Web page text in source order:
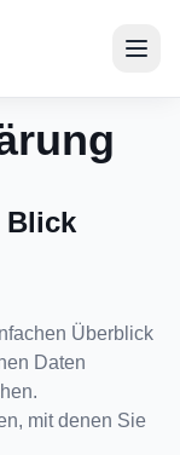
Blick
Überblick
Daten
mit denen Sie